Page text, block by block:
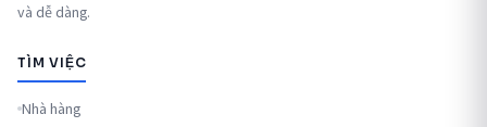
và dễ dàng.
TÌM VIỆC
Nhà hàng